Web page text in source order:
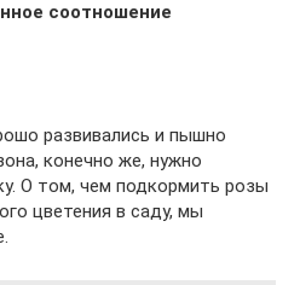
соотношение
развивались и пышно
конечно же, нужно
О том, чем подкормить розы
цветения в саду, мы